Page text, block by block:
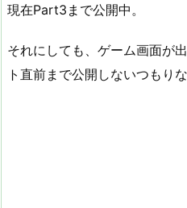
現在Part3まで公開中。
それにしても、ゲーム画面が
ト直前まで公開しないつもり